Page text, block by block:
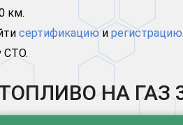
км.
сертификациюи регистрацию.
СТО.
НА ГАЗ